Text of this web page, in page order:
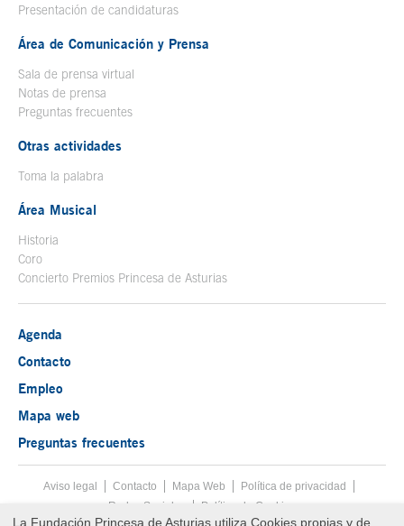
Presentación de candidaturas
Área de Comunicación y Prensa
Sala de prensa virtual
Notas de prensa
Preguntas frecuentes
Otras actividades
Toma la palabra
Área Musical
Historia
Coro
Concierto Premios Princesa de Asturias
Agenda
Contacto
Empleo
Mapa web
Preguntas frecuentes
Menú pie
Aviso legal Tecla de acceso 8
Contacto Mapa Web
Política de privacidad
Redes Sociales
Política de Cookies
La Fundación Princesa de Asturias utiliza Cookies propias y de